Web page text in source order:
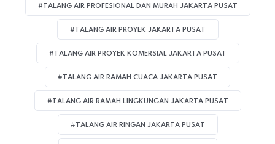
#TALANG AIR PROFESIONAL DAN MURAH JAKARTA PUSAT
#TALANG AIR PROYEK JAKARTA PUSAT
#TALANG AIR PROYEK KOMERSIAL JAKARTA PUSAT
#TALANG AIR RAMAH CUACA JAKARTA PUSAT
#TALANG AIR RAMAH LINGKUNGAN JAKARTA PUSAT
#TALANG AIR RINGAN JAKARTA PUSAT